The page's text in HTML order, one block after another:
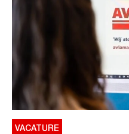
VACATURE